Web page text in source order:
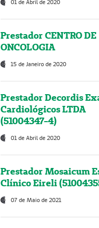
01 de Abril de 2020
Prestador CENTRO DE
ONCOLOGIA
15 de Janeiro de 2020
Prestador Decordis
Cardiológicos LTDA
(51004347-4)
01 de Abril de 2020
Prestador Mosaicum
Clínico Eireli
07 de Maio de 2021